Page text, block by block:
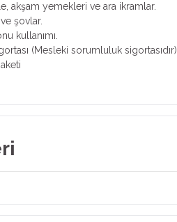
akşam yemekleri ve ara ikramlar.
şovlar.
kullanımı.
(Mesleki sorumluluk sigortasıdır).